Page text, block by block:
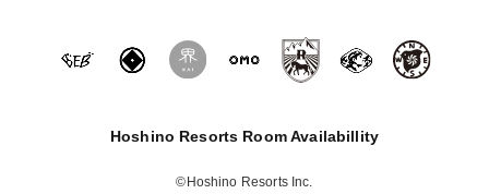
Hoshino Resorts Room Availabillity
©Hoshino Resorts Inc.